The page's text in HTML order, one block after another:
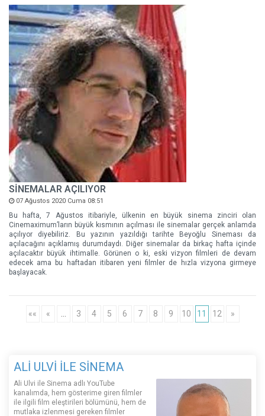
SİNEMALAR AÇILIYOR
07 Ağustos 2020 Cuma 08:51
Bu hafta, 7 Ağustos itibariyle, ülkenin en büyük sinema zinciri olan
Cinemaximum’ların büyük kısmının açılması ile sinemalar gerçek anlamda
açılıyor diyebiliriz. Bu yazının yazıldığı tarihte Beyoğlu Sineması da
açılacağını açıklamış durumdaydı. Diğer sinemalar da birkaç hafta içinde
açılacaktır büyük ihtimalle. Görünen o ki, eski vizyon filmleri de devam
edecek ama bu haftadan itibaren yeni filmler de hızla vizyona girmeye
başlayacak.
«« « 3 4 5 6 7 8 9 10 11 12 »
ALİ ULVİ İLE SİNEMA
Ali Ulvi ile Sinema adlı YouTube
kanalımda, hem gösterime giren filmler
ile ilgili film eleştirileri bölümünü, hem de
mutlaka izlenmesi gereken filmler